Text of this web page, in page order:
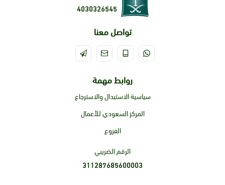
يجب على النساء الحوامل والمرضعات استشارة الطبيب قبل
**بشكل عام، عشبة الريثا هي عشبة آمنة وفعالة يمكن استخدامها
لتحسين صحة الشعر والبشرة. **
4030326545
تواصل معنا
روابط مهمة
سياسية الاستبدال والاسترجاع
المركز السعودي للأعمال
الفروع
الرقم الضريبي
311287685600003